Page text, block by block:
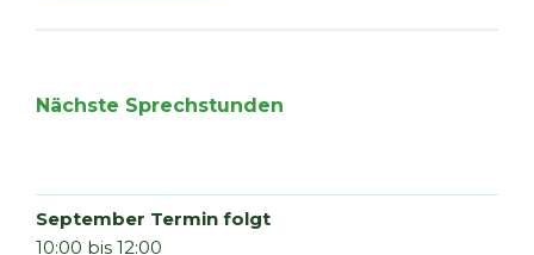
Nächste Sprechstunden
September Termin folgt
10:00 bis 12:00